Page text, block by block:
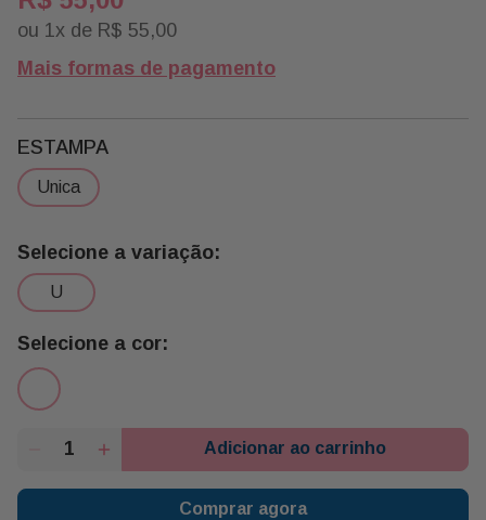
ou 1 x de R$ 55,00
Mais formas de pagamento
u
ESTAMPA
unica
Adicionar ao carrinho
Comprar agora